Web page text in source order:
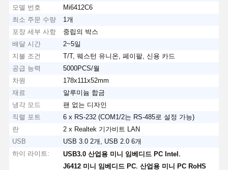
모델 번호
Mi6412C6
최소 주문 수량
1개
포장 세부 사항
중립의 박스
배달 시간
2~5일
지불 조건
T/T, 웨스턴 유니온, 페이팔, 신용 카드
공급 능력
5000PCS/월
차원
178x111x52mm
재료
알루미늄 합금
냉각 모드
팬 없는 디자인
직렬 포트
6 x RS-232 (COM1/2는 RS-485로 설정 가능)
란
2 x Realtek 기가비트 LAN
USB
USB 3.0 2개, USB 2.0 6개
하이 라이트:
USB3.0 산업용 미니 임베디드 PC Intel
J6412 미니 임베디드 PC ,산업용 미니 PC RoHS